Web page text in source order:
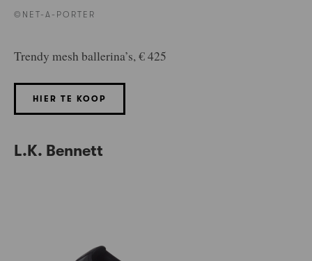
©NET-A-PORTER
Trendy mesh ballerina’s, € 425
HIER TE KOOP
L.K. Bennett